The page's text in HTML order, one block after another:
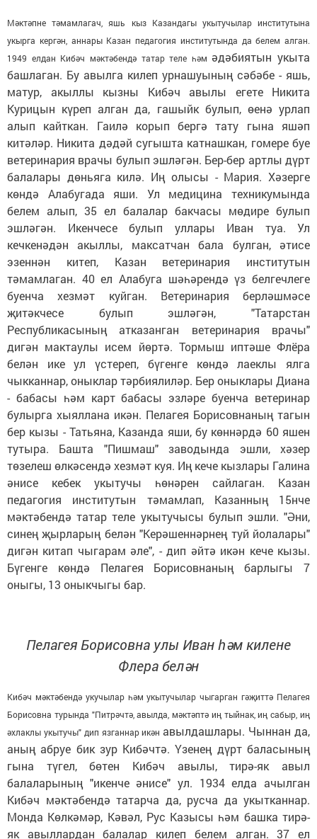
Мәктәпне тәмамлагач, яшь кыз Казандагы укытучылар институтына
укырга кергән, аннары Казан педагогия институтында да белем алган.
1949 елдан Кибәч мәктәбендә татар теле һәм әдәбиятын укыта
башлаган. Бу авылга килеп урнашуының сәбәбе - яшь,
матур, акыллы кызны Кибәч авылы егете Никита
Курицын күреп алган да, гашыйк булып, өенә урлап
алып кайткан. Гаилә корып бергә тату гына яшәп
китәләр. Никита дәдәй сугышта катнашкан, гомере буе
ветеринария врачы булып эшләгән. Бер-бер артлы дүрт
балалары дөньяга килә. Иң олысы - Мария. Хәзерге
көндә Алабугада яши. Ул медицина техникумында
белем алып, 35 ел балалар бакчасы мөдире булып
эшләгән. Икенчесе булып уллары Иван туа. Ул
кечкенәдән акыллы, максатчан бала булган, әтисе
эзеннән китеп, Казан ветеринария институтын
тәмамлаган. 40 ел Алабуга шәһәрендә үз белгечлеге
буенча хезмәт куйган. Ветеринария берләшмәсе
җитәкчесе булып эшләгән, "Татарстан
Республикасының атказанган ветеринария врачы"
дигән мактаулы исем йөртә. Тормыш иптәше Флёра
белән ике ул үстереп, бүгенге көндә лаеклы ялга
чыкканнар, оныклар тәрбиялиләр. Бер оныклары Диана
- бабасы һәм карт бабасы эзләре буенча ветеринар
булырга хыяллана икән. Пелагея Борисовнаның тагын
бер кызы - Татьяна, Казанда яши, бу көннәрдә 60 яшен
тутыра. Башта "Пишмаш" заводында эшли, хәзер
төзелеш өлкәсендә хезмәт куя. Иң кече кызлары Галина
әнисе кебек укытучы һөнәрен сайлаган. Казан
педагогия институтын тәмамлап, Казанның 15нче
мәктәбендә татар теле укытучысы булып эшли. "Әни,
синең җырларың белән "Керәшеннәрнең туй йолалары"
дигән китап чыгарам әле", - дип әйтә икән кече кызы.
Бүгенге көндә Пелагея Борисовнаның барлыгы 7
оныгы, 13 оныкчыгы бар.
Пелагея Борисовна улы Иван һәм килене
Флера белән
Кибәч мәктәбендә укучылар һәм укытучылар чыгарган гәҗиттә Пелагея
Борисовна турында "Питрәчтә, авылда, мәктәптә иң тыйнак, иң сабыр, иң
әхлаклы укытучы" дип язганнар икәнавылдашлары. Чыннан да,
аның абруе бик зур Кибәчтә. Үзенең дүрт баласының
гына түгел, бөтен Кибәч авылы, тирә-як авыл
балаларының "икенче әнисе" ул. 1934 елда ачылган
Кибәч мәктәбендә татарча да, русча да укытканнар.
Монда Көлкәмәр, Кәвәл, Рус Казысы һәм башка тирә-
як авыллардан балалар килеп белем алган. 37 ел